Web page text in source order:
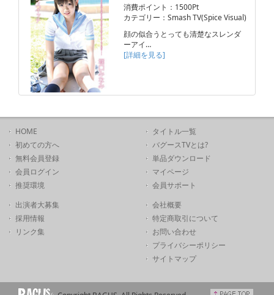
消費ポイント：1500Pt
カテゴリー：Smash TV(Spice Visual)
顔の似合うとっても清楚なスレンダ
ーアイ…
[詳細を見る]
HOME
初めての方へ
無料会員登録
会員ログイン
推奨環境
タイトル一覧
バグースTVとは?
単品ダウンロード
マイページ
会員サポート
出演者大募集
採用情報
リンク集
会社概要
特定商取引について
お問い合わせ
プライバシーポリシー
サイトマップ